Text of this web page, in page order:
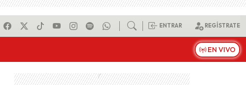
ENTRAR REGÍSTRATE
EN VIVO